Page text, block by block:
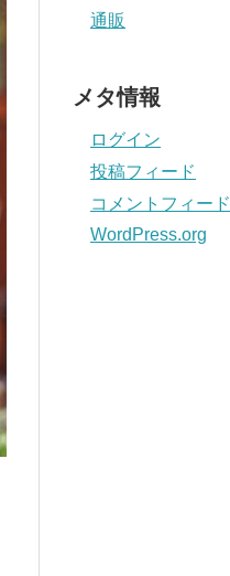
通販
メタ情報
ログイン
投稿フィード
コメントフィード
WordPress.org